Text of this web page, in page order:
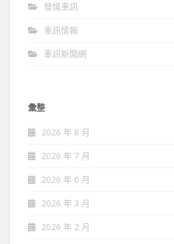
發燒車訊
車訊情報
車訊新聞網
彙整
2026 年 8 月
2026 年 7 月
2026 年 6 月
2026 年 3 月
2026 年 2 月